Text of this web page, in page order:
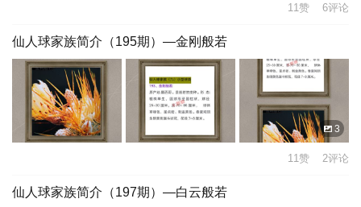
11赞 6评论
仙人球家族简介（195期）—金刚般若
3
11赞 2评论
仙人球家族简介（197期）—白云般若